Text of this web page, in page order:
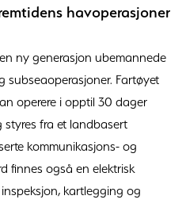
havoperasjoner
ny generasjon ubemannede
Fartøyet
operere i opptil 30 dager
fra et landbasert
kommunikasjons- og
finnes også en elektrisk
kartlegging og